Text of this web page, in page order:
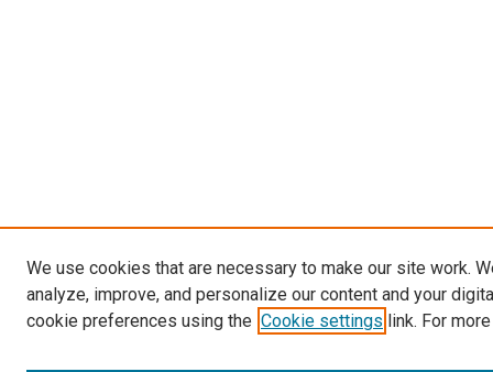
We use cookies that are necessary to make our site work.
analyze, improve, and personalize our content and your
cookie preferences using the Cookie settings link. For